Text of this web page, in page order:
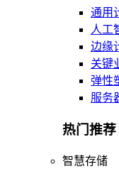
通用
人工
边缘
关键
弹性
服务
热门推荐
智慧存储